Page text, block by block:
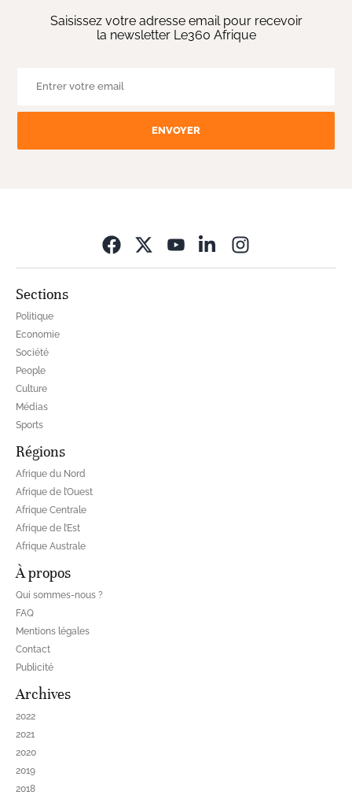
Saisissez votre adresse email pour recevoir
la newsletter Le360 Afrique
ENVOYER
Sections
Politique
Economie
Société
People
Culture
Médias
Sports
Régions
Afrique du Nord
Afrique de l’Ouest
Afrique Centrale
Afrique de l’Est
Afrique Australe
À propos
Qui sommes-nous ?
FAQ
Mentions légales
Contact
Publicité
Archives
2022
2021
2020
2019
2018